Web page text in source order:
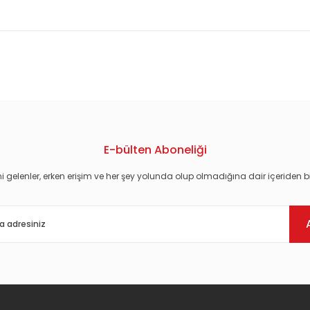
E-bülten Aboneliği
gelenler, erken erişim ve her şey yolunda olup olmadığına dair içeriden